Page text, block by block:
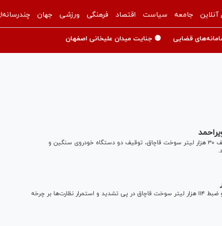
آنلاین جامعه سیاست اقتصاد فرهنگی ورزشی جهان
قضایی 🟡 جنایت میدان علیخانی اصفهان
دادستان عمومی و انقلاب مرکز استان کهگیلویه و بویراحمد از کشف ۳۰ هزار لیتر سوخت قاچاق، توقیف دو دستگاه خودروی سنگین و
مدیر شرکت ملی پخش فرآورده‌های نفتی منطقه سبزوار از کشف و ضبط ۱۱۴ هزار لیتر سوخت قاچاق در پی تشدید و استمرار نظارت‌ها بر چرخه